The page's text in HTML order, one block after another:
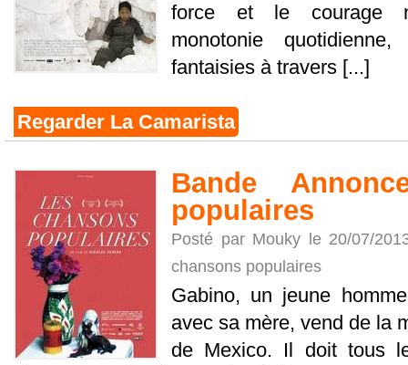
force et le courage
monotonie
fantaisies à travers [...]
Regarder La Camarista
Bande
populaires
Posté par Mouky le 20/07/
chansons populaires
Gabino, un jeune
avec sa mère, vend de la
de Mexico. Il doit tous